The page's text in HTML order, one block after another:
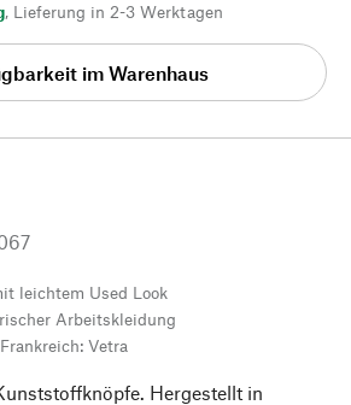
, Lieferung in 2-3 Werktagen
im Warenhaus
leichtem Used Look
Arbeitskleidung
Vetra
Hergestellt in